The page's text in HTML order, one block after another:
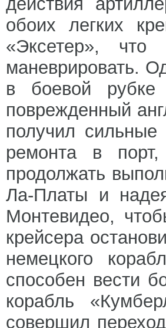
обоих легких
«Эксетер», что
маневрировать.
в боевой
поврежденный
получил
ремонта в
продолжать
Ла-Платы и
Монтевидео,
крейсера
немецкого
способен вести
корабль
совершил